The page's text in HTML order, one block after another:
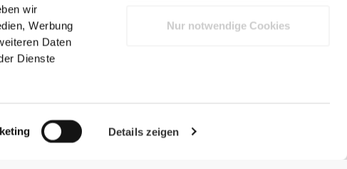
wir
Werbung
Daten
Dienste
Details zeigen
Nur notwendige Cookies